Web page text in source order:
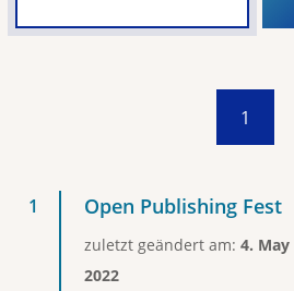
1
Open Publishing Fest
zuletzt geändert am: 4. May
2022